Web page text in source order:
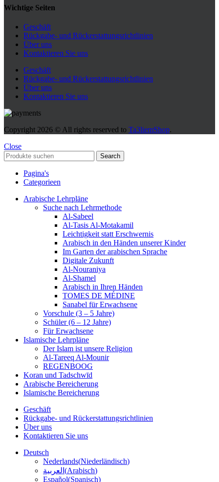
Wichtige Seiten
Geschäft
Rückgabe- und Rückerstattungsrichtlinien
Über uns
Kontaktieren Sie uns
Geschäft
Rückgabe- und Rückerstattungsrichtlinien
Über uns
Kontaktieren Sie uns
Copyright 2026 © All rights reserved to Ta3liemShop.
Close
Search
Pagina's
Categorieen
Arabische Lehrpläne
Suche nach Lehrmethode
Al-Sabeel
Al-Tasis Al-Motakamil
Leichtigkeit statt Erschwernis
Arabisch in den Händen unserer Kinder
Im Garten der arabischen Sprache
Digitale Zukunft
Al-Nouraniya
Al-Shamel
Arabisch in Ihren Händen
TOMES DE MÉDINE
Sanabel für Erwachsene
Vorschule (3 – 5 Jahre)
Schüler (6 – 12 Jahre)
Für Erwachsene
Islamische Lehrpläne
Der Islam ist unsere Religion
Al-Tareeq Al-Mounir
REGENBOOG
Koran und Tadschwīd
Arabische Bereicherung
Islamische Bereicherung
Geschäft
Rückgabe- und Rückerstattungsrichtlinien
Über uns
Kontaktieren Sie uns
Deutsch
Nederlands(Niederländisch)
العربية (Arabisch)
Español(Spanisch)